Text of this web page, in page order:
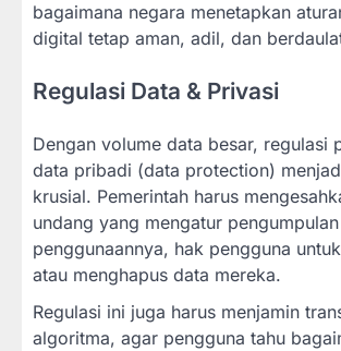
bagaimana negara menetapkan
digital tetap aman, adil, dan
Regulasi Data & Privasi
Dengan volume data besar, regulasi
data pribadi (data protection)
krusial. Pemerintah harus
undang yang mengatur
penggunaannya, hak pengguna
atau menghapus data mereka.
Regulasi ini juga harus menjamin
algoritma, agar pengguna tahu